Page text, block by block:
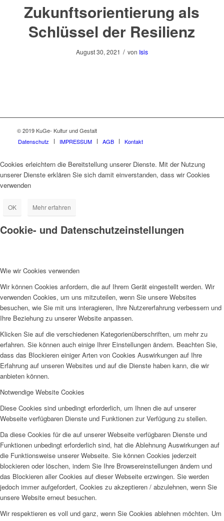
Zukunftsorientierung als
Schlüssel der Resilienz
August 30, 2021 / von Isis
© 2019 KuGe- Kultur und Gestalt
Datenschutz
IMPRESSUM AGB Kontakt
Cookies erleichtern die Bereitstellung unserer Dienste. Mit der Nutzung
unserer Dienste erklären Sie sich damit einverstanden, dass wir Cookies
verwenden
OK Mehr erfahren
Cookie- und Datenschutzeinstellungen
Wie wir Cookies verwenden
Wir können Cookies anfordern, die auf Ihrem Gerät eingestellt werden. Wir
verwenden Cookies, um uns mitzuteilen, wenn Sie unsere Websites
besuchen, wie Sie mit uns interagieren, Ihre Nutzererfahrung verbessern und
Ihre Beziehung zu unserer Website anpassen.
Klicken Sie auf die verschiedenen Kategorienüberschriften, um mehr zu
erfahren. Sie können auch einige Ihrer Einstellungen ändern. Beachten Sie,
dass das Blockieren einiger Arten von Cookies Auswirkungen auf Ihre
Erfahrung auf unseren Websites und auf die Dienste haben kann, die wir
anbieten können.
Notwendige Website Cookies
Diese Cookies sind unbedingt erforderlich, um Ihnen die auf unserer
Webseite verfügbaren Dienste und Funktionen zur Verfügung zu stellen.
Da diese Cookies für die auf unserer Webseite verfügbaren Dienste und
Funktionen unbedingt erforderlich sind, hat die Ablehnung Auswirkungen auf
die Funktionsweise unserer Webseite. Sie können Cookies jederzeit
blockieren oder löschen, indem Sie Ihre Browsereinstellungen ändern und
das Blockieren aller Cookies auf dieser Webseite erzwingen. Sie werden
jedoch immer aufgefordert, Cookies zu akzeptieren / abzulehnen, wenn Sie
unsere Website erneut besuchen.
Wir respektieren es voll und ganz, wenn Sie Cookies ablehnen möchten. Um